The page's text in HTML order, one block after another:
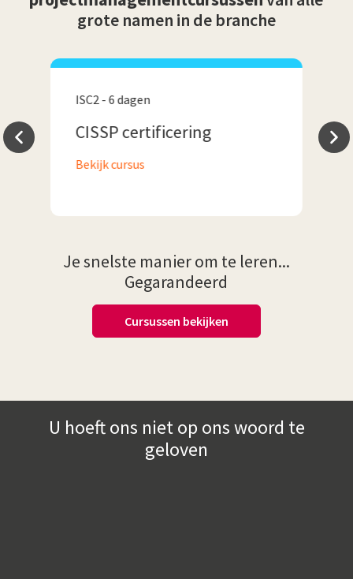
grote namen in de branche
ISC2 - 6 dagen
CISSP certificering
Bekijk cursus
Je snelste manier om te leren...
Gegarandeerd
Cursussen bekijken
U hoeft ons niet op ons woord te
geloven